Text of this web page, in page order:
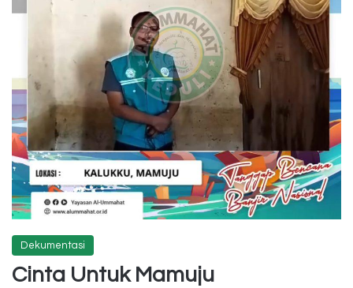
Dekumentasi
Cinta Untuk Mamuju